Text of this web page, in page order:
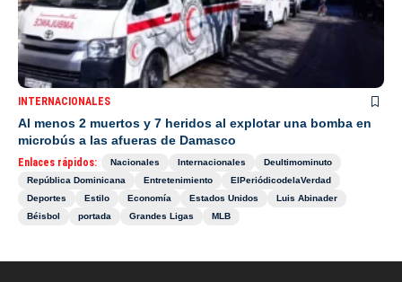
INTERNACIONALES
Al menos 2 muertos y 7 heridos al explotar una bomba en
microbús a las afueras de Damasco
Enlaces rápidos: Nacionales Internacionales
Deultimominuto
República Dominicana
Entretenimiento
ElPeriódicodelaVerdad
Deportes
Estilo Economía Estados Unidos
Luis Abinader
Béisbol
portada Grandes Ligas MLB